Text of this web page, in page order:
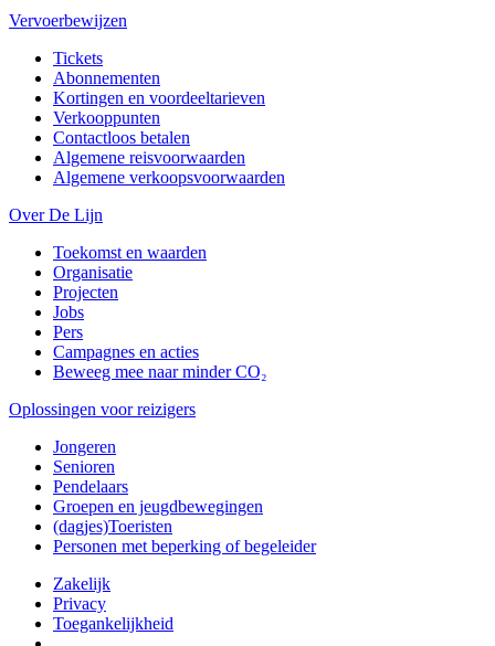
Vervoerbewijzen
Tickets
Abonnementen
Kortingen en voordeeltarieven
Verkooppunten
Contactloos betalen
Algemene reisvoorwaarden
Algemene verkoopsvoorwaarden
Over De Lijn
Toekomst en waarden
Organisatie
Projecten
Jobs
Pers
Campagnes en acties
Beweeg mee naar minder CO₂
Oplossingen voor reizigers
Jongeren
Senioren
Pendelaars
Groepen en jeugdbewegingen
(dagjes)Toeristen
Personen met beperking of begeleider
Zakelijk
Privacy
Toegankelijkheid